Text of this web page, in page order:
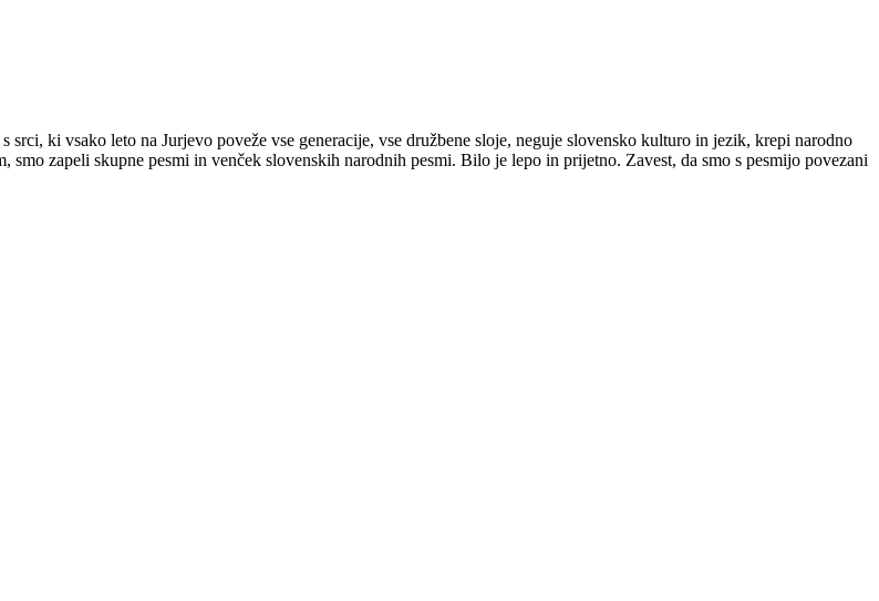
ki vsako leto na Jurjevo poveže vse generacije, vse družbene sloje, neguje slovensko kulturo in jezik, krepi narodno
zapeli skupne pesmi in venček slovenskih narodnih pesmi. Bilo je lepo in prijetno. Zavest, da smo s pesmijo povezani